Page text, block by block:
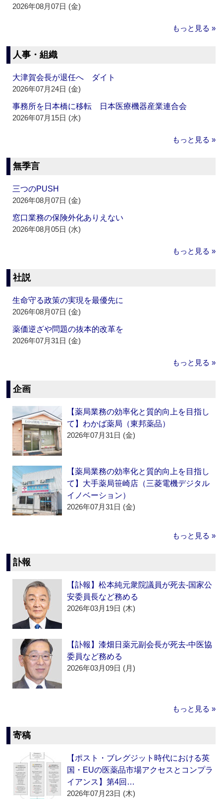
2026年08月07日 (金)
もっと見る »
人事・組織
大津賀会長が退任へ ダイト
2026年07月24日 (金)
事務所を日本橋に移転 日本医療機器産業連合会
2026年07月15日 (水)
もっと見る »
無季言
三つのPUSH
2026年08月07日 (金)
窓口業務の保険外化ありえない
2026年08月05日 (水)
もっと見る »
社説
生命守る政策の実現を最優先に
2026年08月07日 (金)
薬価逆ざや問題の抜本的改革を
2026年07月31日 (金)
もっと見る »
企画
【薬局業務の効率化と質的向上を目指し
て】わかば薬局（東邦薬品）
2026年07月31日 (金)
【薬局業務の効率化と質的向上を目指し
て】大手薬局笹崎店（三菱電機デジタル
イノベーション）
2026年07月31日 (金)
もっと見る »
訃報
【訃報】松本純元衆院議員が死去‐国家公
安委員長など務める
2026年03月19日 (木)
【訃報】漆畑日薬元副会長が死去‐中医協
委員など務める
2026年03月09日 (月)
もっと見る »
寄稿
【ポスト・ブレグジット時代における英
国・EUの医薬品市場アクセスとコンプラ
イアンス】第4回…
2026年07月23日 (木)